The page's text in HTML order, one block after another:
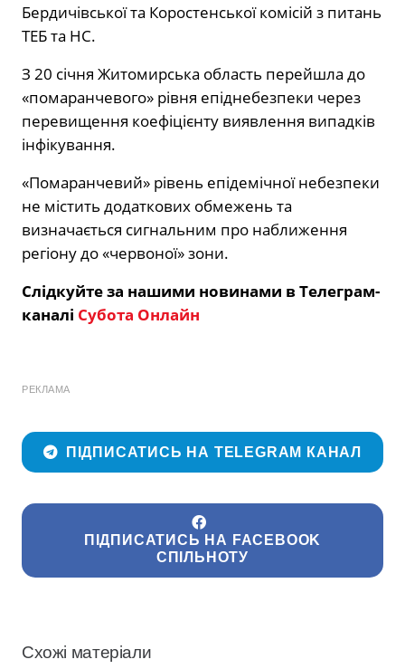
Бердичівської та Коростенської комісій з питань
ТЕБ та НС.
З 20 січня Житомирська область перейшла до
«помаранчевого» рівня епіднебезпеки через
перевищення коефіцієнту виявлення випадків
інфікування.
«Помаранчевий» рівень епідемічної небезпеки
не містить додаткових обмежень та
визначається сигнальним про наближення
регіону до «червоної» зони.
Слідкуйте за нашими новинами в Телеграм-
каналі Субота Онлайн
РЕКЛАМА
ПІДПИСАТИСЬ НА TELEGRAM КАНАЛ
ПІДПИСАТИСЬ НА FACEBOOK
СПІЛЬНОТУ
Схожі матеріали